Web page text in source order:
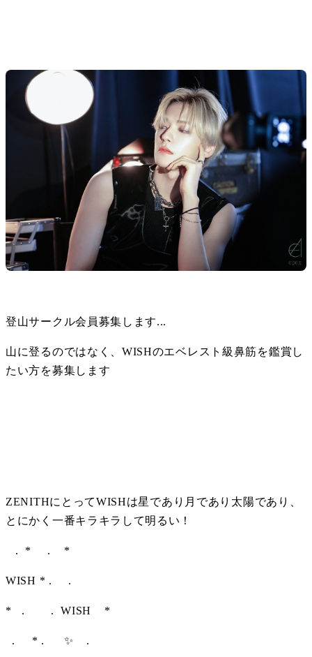
登山サークル会員募集します...
山に登るのではなく、WISHのエベレスト級鼻筋を鑑賞し
たい方を募集します
ZENITHにとってWISHは星であり月であり太陽であり、
とにかく一番キラキラして明るい！
.  *     .    *
WISH * .     .
*   .        .  WISH    *
.     * .      ✨    .